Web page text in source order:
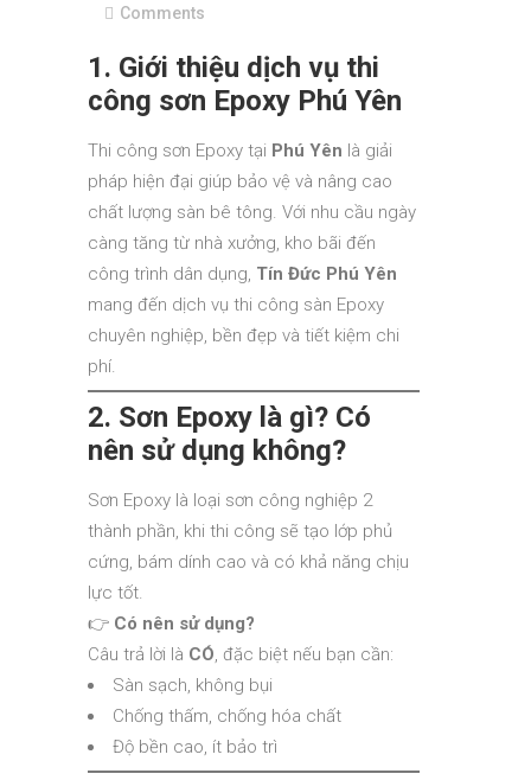
Comments
1. Giới thiệu dịch vụ thi
công sơn Epoxy Phú Yên
Thi công sơn Epoxy tại Phú Yên là giải
pháp hiện đại giúp bảo vệ và nâng cao
chất lượng sàn bê tông. Với nhu cầu ngày
càng tăng từ nhà xưởng, kho bãi đến
công trình dân dụng, Tín Đức Phú Yên
mang đến dịch vụ thi công sàn Epoxy
chuyên nghiệp, bền đẹp và tiết kiệm chi
phí.
2. Sơn Epoxy là gì? Có
nên sử dụng không?
Sơn Epoxy là loại sơn công nghiệp 2
thành phần, khi thi công sẽ tạo lớp phủ
cứng, bám dính cao và có khả năng chịu
lực tốt.
👉 Có nên sử dụng?
Câu trả lời là CÓ, đặc biệt nếu bạn cần:
Sàn sạch, không bụi
Chống thấm, chống hóa chất
Độ bền cao, ít bảo trì